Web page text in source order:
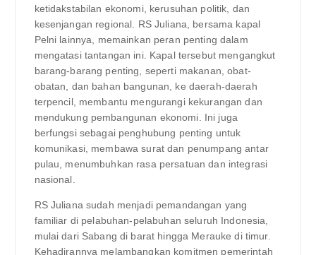
ketidakstabilan ekonomi, kerusuhan politik, dan
kesenjangan regional. RS Juliana, bersama kapal
Pelni lainnya, memainkan peran penting dalam
mengatasi tantangan ini. Kapal tersebut mengangkut
barang-barang penting, seperti makanan, obat-
obatan, dan bahan bangunan, ke daerah-daerah
terpencil, membantu mengurangi kekurangan dan
mendukung pembangunan ekonomi. Ini juga
berfungsi sebagai penghubung penting untuk
komunikasi, membawa surat dan penumpang antar
pulau, menumbuhkan rasa persatuan dan integrasi
nasional.
RS Juliana sudah menjadi pemandangan yang
familiar di pelabuhan-pelabuhan seluruh Indonesia,
mulai dari Sabang di barat hingga Merauke di timur.
Kehadirannya melambangkan komitmen pemerintah